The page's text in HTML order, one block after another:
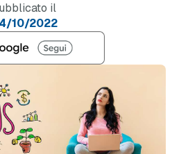
il
10/2022